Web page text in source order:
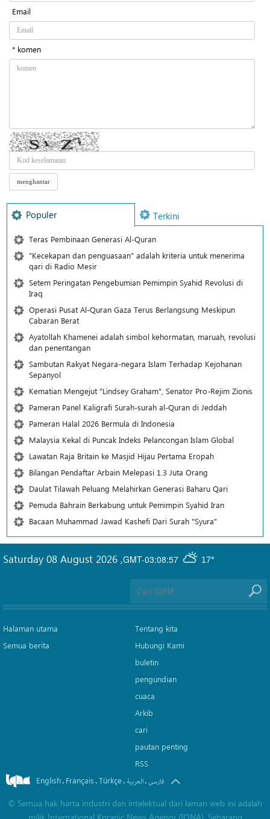
Email
* komen
Populer Terkini
Teras Pembinaan Generasi Al-Quran
"Kecekapan dan penguasaan" adalah kriteria untuk menerima
qari di Radio Mesir
Setem Peringatan Pengebumian Pemimpin Syahid Revolusi di
Iraq
Operasi Pusat Al-Quran Gaza Terus Berlangsung Meskipun
Cabaran Berat
Ayatollah Khamenei adalah simbol kehormatan, maruah, revolusi
dan penentangan
Sambutan Rakyat Negara-negara Islam Terhadap Kejohanan
Sepanyol
Kematian Mengejut "Lindsey Graham", Senator Pro-Rejim Zionis
Pameran Panel Kaligrafi Surah-surah al-Quran di Jeddah
Pameran Halal 2026 Bermula di Indonesia
Malaysia Kekal di Puncak Indeks Pelancongan Islam Global
Lawatan Raja Britain ke Masjid Hijau Pertama Eropah
Bilangan Pendaftar Arbain Melepasi 1.3 Juta Orang
Daulat Tilawah Peluang Melahirkan Generasi Baharu Qari
Pemuda Bahrain Berkabung untuk Pemimpin Syahid Iran
Bacaan Muhammad Jawad Kashefi Dari Surah "Syura"
GMT-03:08:57 17°
Saturday 08 August 2026 ,
Halaman utama
Semua berita
Tentang kita
Hubungi Kami
buletin
pengundian
cuaca
Arkib
cari
pautan penting
RSS
English. Français.Türkçe. العربیة.فارسی
© Semua hak harta industri dan intelektual dari laman web ini adalah